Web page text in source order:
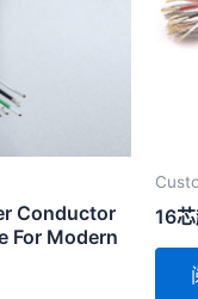
Conductor
For Modern
16